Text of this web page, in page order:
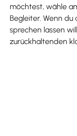
möchtest, wähle
Begleiter. Wenn
sprechen lassen
zurückhaltenden